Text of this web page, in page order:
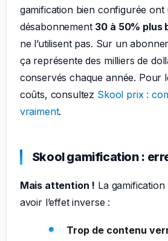
gamification bien configurée ont
désabonnement 30 à 50% plus
ne l’utilisent pas. Sur un
ça représente des milliers de
conservés chaque année. Pour
coûts, consultez Skool prix :
vraiment.
Skool gamification :
Mais attention ! La
avoir l’effet inverse :
Trop de contenu